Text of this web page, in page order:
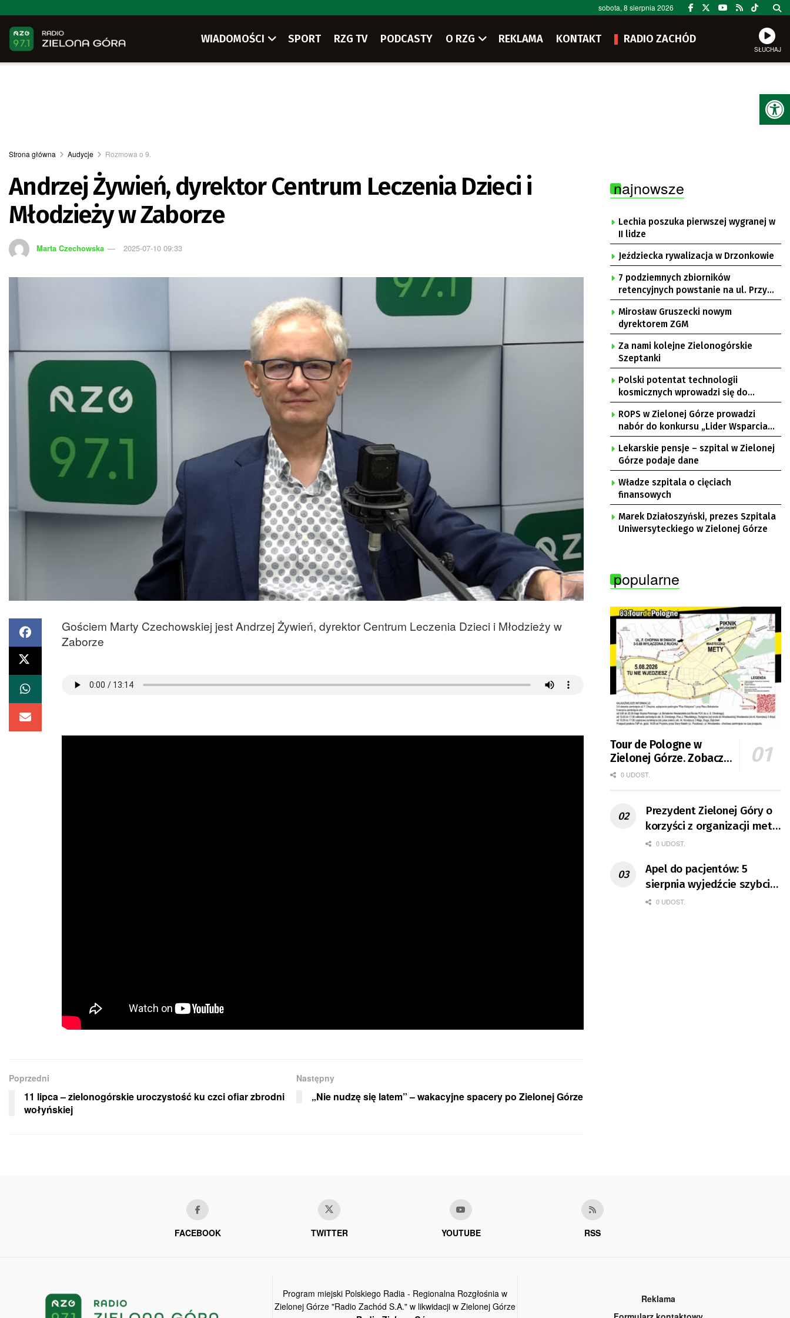
sobota, 8 sierpnia 2026
WIADOMOŚCI SPORT RZG TV PODCASTY O RZG REKLAMA KONTAKT RADIO ZACHÓD
SŁUCHAJ
Strona główna Audycje Rozmowa o 9.
Andrzej Żywień, dyrektor Centrum Leczenia Dzieci i
Młodzieży w Zaborze
Marta Czechowska 2025-07-10 09:33
Gościem Marty Czechowskiej jest Andrzej Żywień, dyrektor Centrum Leczenia Dzieci i Młodzieży w
Zaborze
Poprzedni
11 lipca – zielonogórskie uroczystość ku czci ofiar zbrodni
wołyńskiej
Następny
„Nie nudzę się latem” – wakacyjne spacery po Zielonej Górze
najnowsze
Lechia poszuka pierwszej wygranej w
II lidze
Jeździecka rywalizacja w Drzonkowie
7 podziemnych zbiorników
retencyjnych powstanie na ul. Przy
Gazowni
Mirosław Gruszecki nowym
dyrektorem ZGM
Za nami kolejne Zielonogórskie
Szeptanki
Polski potentat technologii
kosmicznych wprowadzi się do
Zielonej Góry
ROPS w Zielonej Górze prowadzi
nabór do konkursu „Lider Wsparcia
Seniora”
Lekarskie pensje – szpital w Zielonej
Górze podaje dane
Władze szpitala o cięciach
finansowych
Marek Działoszyński, prezes Szpitala
Uniwersyteckiego w Zielonej Górze
popularne
Tour de Pologne w
Zielonej Górze. Zobacz
zmiany w organizacji
0 UDOST.
Prezydent Zielonej Góry o
korzyści z organizacji mety
Tour de Pologne
0 UDOST.
Apel do pacjentów: 5
sierpnia wyjedźcie szybciej
z domów
0 UDOST.
FACEBOOK TWITTER YOUTUBE RSS
Program miejski Polskiego Radia - Regionalna Rozgłośnia w
Zielonej Górze "Radio Zachód S.A." w likwidacji w Zielonej Górze
Reklama